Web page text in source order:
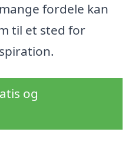
fordele kan
til et sted for
og